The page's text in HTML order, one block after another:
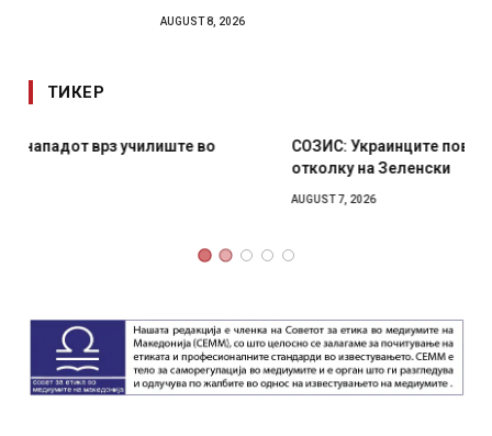
AUGUST 8, 2026
ТИКЕР
СОЗИС: Украинците повеќе им веруваат на генералите